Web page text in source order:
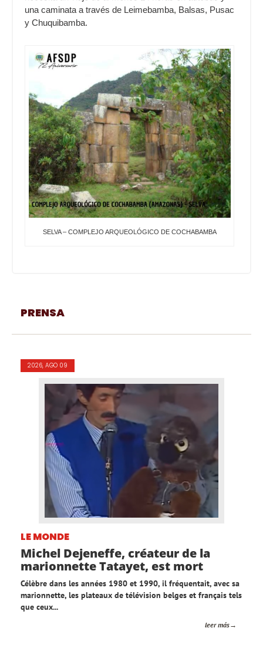
una caminata a través de Leimebamba, Balsas, Pusac
y Chuquibamba.
SELVA – COMPLEJO ARQUEOLÓGICO DE COCHABAMBA
PRENSA
2026, AGO 09
LE MONDE
Michel Dejeneffe, créateur de la
marionnette Tatayet, est mort
Célèbre dans les années 1980 et 1990, il fréquentait, avec sa
marionnette, les plateaux de télévision belges et français tels
que ceux...
leer más